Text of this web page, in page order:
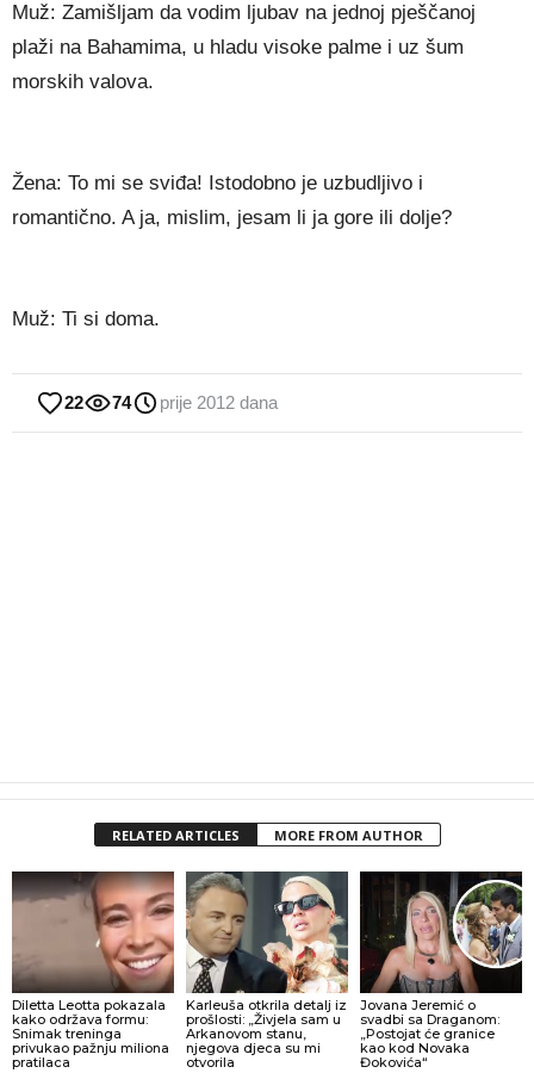
Muž: Zamišljam da vodim ljubav na jednoj pješčanoj
plaži na Bahamima, u hladu visoke palme i uz šum
morskih valova.
Žena: To mi se sviđa! Istodobno je uzbudljivo i
romantično. A ja, mislim, jesam li ja gore ili dolje?
Muž: Ti si doma.
22 74 prije 2012 dana
RELATED ARTICLES MORE FROM AUTHOR
Diletta Leotta pokazala
kako održava formu:
Snimak treninga
privukao pažnju miliona
pratilaca
Karleuša otkrila detalj iz
prošlosti: „Živjela sam u
Arkanovom stanu,
njegova djeca su mi
otvorila
Jovana Jeremić o
svadbi sa Draganom:
„Postojat će granice
kao kod Novaka
Đokovića“